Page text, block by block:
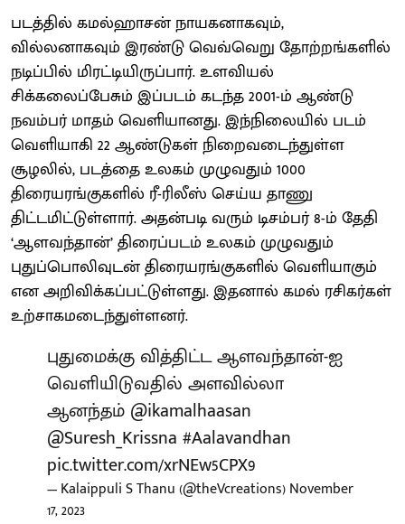
படத்தில் கமல்ஹாசன் நாயகனாகவும்,
வில்லனாகவும் இரண்டு வெவ்வெறு தோற்றங்களில்
நடிப்பில் மிரட்டியிருப்பார். உளவியல்
சிக்கலைப்பேசும் இப்படம் கடந்த 2001-ம் ஆண்டு
நவம்பர் மாதம் வெளியானது. இந்நிலையில் படம்
வெளியாகி 22 ஆண்டுகள் நிறைவடைந்துள்ள
சூழலில், படத்தை உலகம் முழுவதும் 1000
திரையரங்குகளில் ரீ-ரிலீஸ் செய்ய தாணு
திட்டமிட்டுள்ளார். அதன்படி வரும் டிசம்பர் 8-ம் தேதி
‘ஆளவந்தான்’ திரைப்படம் உலகம் முழுவதும்
புதுப்பொலிவுடன் திரையரங்குகளில் வெளியாகும்
என அறிவிக்கப்பட்டுள்ளது. இதனால் கமல் ரசிகர்கள்
உற்சாகமடைந்துள்ளனர்.
புதுமைக்கு வித்திட்ட ஆளவந்தான்-ஐ
வெளியிடுவதில் அளவில்லா
ஆனந்தம் @ikamalhaasan
@Suresh_Krissna #Aalavandhan
pic.twitter.com/xrNEw5CPX9
— Kalaippuli S Thanu (@theVcreations)November
17, 2023